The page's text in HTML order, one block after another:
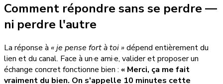
Comment répondre sans se perdre —
ni perdre l'autre
La réponse à « je pense fort à toi »dépend entièrement du
lien et du canal. Face à un·e ami·e, valider et proposer un
échange concret fonctionne bien : « Merci, ça me fait
vraiment du bien. On s'appelle 10 minutes cette